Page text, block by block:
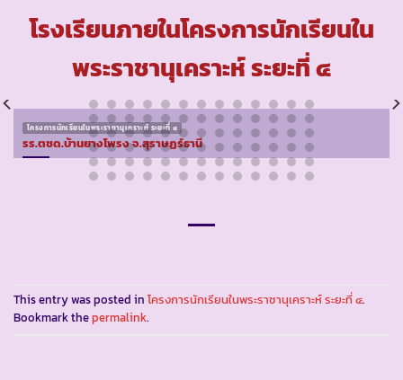
โรงเรียนภายในโครงการนักเรียนใน
พระราชานุเคราะห์ ระยะที่ ๔
โครงการนักเรียนในพระราชานุเคราะห์ ระยะที่ ๔
รร.ตชด.บ้านยางโพรง จ.สุราษฏร์ธานี
This entry was posted in โครงการนักเรียนในพระราชานุเคราะห์ ระยะที่ ๔.
Bookmark thepermalink.